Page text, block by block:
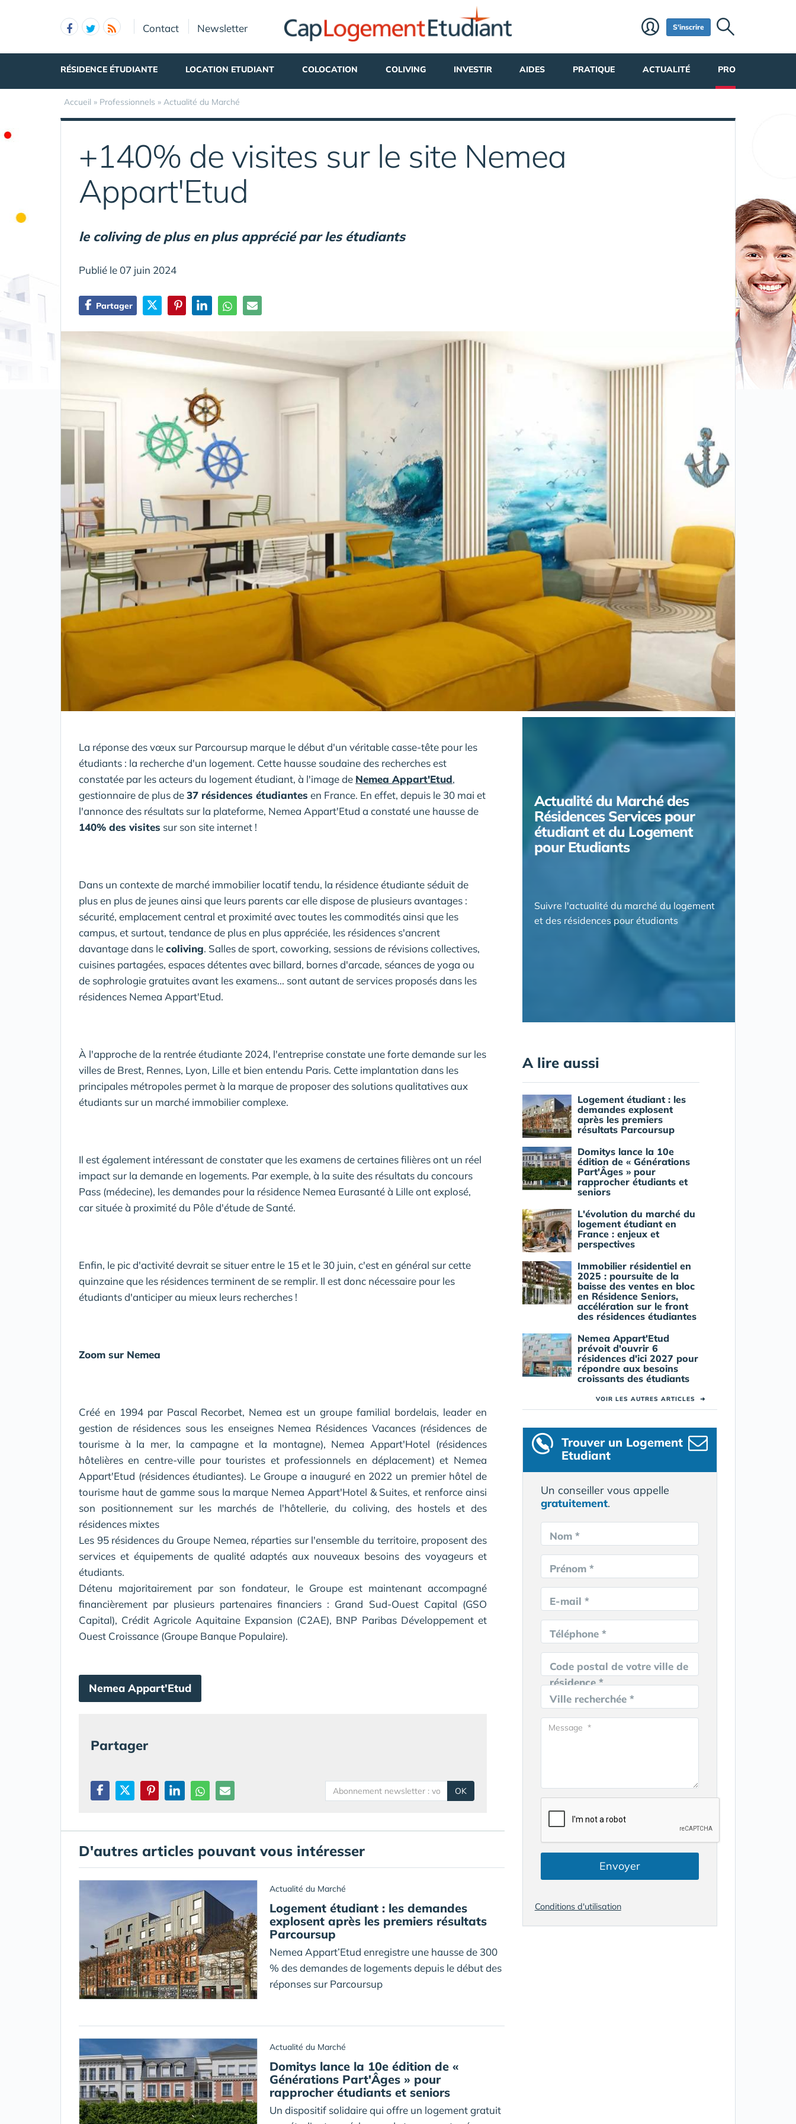
Contact Newsletter S'inscrire
RÉSIDENCE ÉTUDIANTE LOCATION ETUDIANT COLOCATION COLIVING INVESTIR AIDES PRATIQUE ACTUALITÉ PRO
Accueil » Professionnels » Actualité du Marché
+140% de visites sur le site Nemea
Appart'Etud
le coliving de plus en plus apprécié par les étudiants
Publié le 07 juin 2024
Partager
La réponse des vœux sur Parcoursup marque le début d'un véritable casse-tête pour les
étudiants : la recherche d'un logement. Cette hausse soudaine des recherches est
constatée par les acteurs du logement étudiant, à l'image de Nemea Appart'Etud,
gestionnaire de plus de37 résidences étudiantes en France. En effet, depuis le 30 mai et
l'annonce des résultats sur la plateforme, Nemea Appart'Etud a constaté une hausse de
140% des visites sur son site internet !
Dans un contexte de marché immobilier locatif tendu, la résidence étudiante séduit de
plus en plus de jeunes ainsi que leurs parents car elle dispose de plusieurs avantages :
sécurité, emplacement central et proximité avec toutes les commodités ainsi que les
campus, et surtout, tendance de plus en plus appréciée, les résidences s'ancrent
davantage dans lecoliving. Salles de sport, coworking, sessions de révisions collectives,
cuisines partagées, espaces détentes avec billard, bornes d'arcade, séances de yoga ou
de sophrologie gratuites avant les examens... sont autant de services proposés dans les
résidences Nemea Appart'Etud.
À l'approche de la rentrée étudiante 2024, l'entreprise constate une forte demande sur les
villes de Brest, Rennes, Lyon, Lille et bien entendu Paris. Cette implantation dans les
principales métropoles permet à la marque de proposer des solutions qualitatives aux
étudiants sur un marché immobilier complexe.
Il est également intéressant de constater que les examens de certaines filières ont un réel
impact sur la demande en logements. Par exemple, à la suite des résultats du concours
Pass (médecine), les demandes pour la résidence Nemea Eurasanté à Lille ont explosé,
car située à proximité du Pôle d'étude de Santé.
Enfin, le pic d'activité devrait se situer entre le 15 et le 30 juin, c'est en général sur cette
quinzaine que les résidences terminent de se remplir. Il est donc nécessaire pour les
étudiants d'anticiper au mieux leurs recherches !
Zoom sur Nemea
Créé en 1994 par Pascal Recorbet, Nemea est un groupe familial bordelais, leader en
gestion de résidences sous les enseignes Nemea Résidences Vacances (résidences de
tourisme à la mer, la campagne et la montagne), Nemea Appart'Hotel (résidences
hôtelières en centre-ville pour touristes et professionnels en déplacement) et Nemea
Appart'Etud (résidences étudiantes). Le Groupe a inauguré en 2022 un premier hôtel de
tourisme haut de gamme sous la marque Nemea Appart'Hotel & Suites, et renforce ainsi
son positionnement sur les marchés de l'hôtellerie, du coliving, des hostels et des
résidences mixtes
Les 95 résidences du Groupe Nemea, réparties sur l'ensemble du territoire, proposent des
services et équipements de qualité adaptés aux nouveaux besoins des voyageurs et
étudiants.
Détenu majoritairement par son fondateur, le Groupe est maintenant accompagné
financièrement par plusieurs partenaires financiers : Grand Sud-Ouest Capital (GSO
Capital), Crédit Agricole Aquitaine Expansion (C2AE), BNP Paribas Développement et
Ouest Croissance (Groupe Banque Populaire).
Nemea Appart'Etud
Partager
OK
D'autres articles pouvant vous intéresser
Actualité du Marché
Logement étudiant : les demandes
explosent après les premiers résultats
Parcoursup
Nemea Appart’Etud enregistre une hausse de 300
% des demandes de logements depuis le début des
réponses sur Parcoursup
Actualité du Marché
Domitys lance la 10e édition de «
Générations Part'Âges » pour
rapprocher étudiants et seniors
Un dispositif solidaire qui offre un logement gratuit
Actualité du Marché des
Résidences Services pour
étudiant et du Logement
pour Etudiants
Suivre l'actualité du marché du logement
et des résidences pour étudiants
A lire aussi
Logement étudiant : les
demandes explosent
après les premiers
résultats Parcoursup
Domitys lance la 10e
édition de « Générations
Part'Âges » pour
rapprocher étudiants et
seniors
L'évolution du marché du
logement étudiant en
France : enjeux et
perspectives
Immobilier résidentiel en
2025 : poursuite de la
baisse des ventes en bloc
en Résidence Seniors,
accélération sur le front
des résidences étudiantes
Nemea Appart'Etud
prévoit d'ouvrir 6
résidences d'ici 2027 pour
répondre aux besoins
croissants des étudiants
VOIR LES AUTRES ARTICLES ➜
Trouver un Logement
Etudiant
Un conseiller vous appelle
gratuitement.
Nom *
Prénom *
E-mail *
Téléphone *
Code postal de votre ville de
résidence *
Ville recherchée *
Envoyer
Conditions d'utilisation